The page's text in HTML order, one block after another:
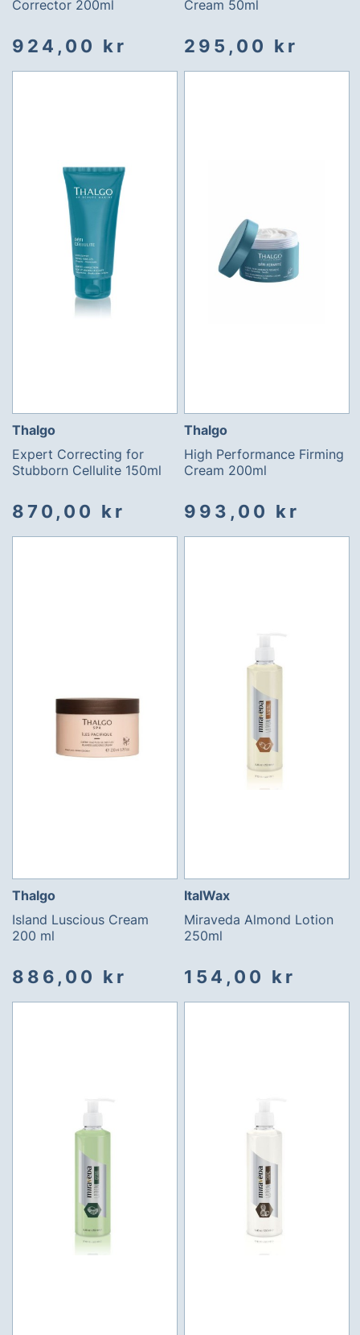
Corrector 200ml
924,00 kr
Cream 50ml
295,00 kr
Thalgo
Expert Correcting for
Stubborn Cellulite 150ml
870,00 kr
Thalgo
High Performance Firming
Cream 200ml
993,00 kr
Thalgo
Island Luscious Cream
200 ml
886,00 kr
ItalWax
Miraveda Almond Lotion
250ml
154,00 kr